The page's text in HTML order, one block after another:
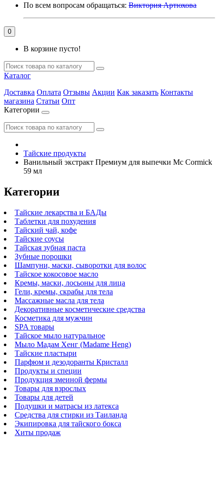
По всем вопросам обращаться: Виктория Артюхова
0
В корзине пусто!
Каталог
Доставка Оплата Отзывы Акции Как заказать Контакты
магазина Статьи Опт
Категории
Тайские продукты
Ванильный экстракт Премиум для выпечки Mc Cormick
59 мл
Категории
Тайские лекарства и БАДы
Таблетки для похудения
Тайский чай, кофе
Тайские соусы
Тайская зубная паста
Зубные порошки
Шампуни, маски, сыворотки для волос
Тайское кокосовое масло
Кремы, маски, лосьоны для лица
Гели, кремы, скрабы для тела
Массажные масла для тела
Декоративные косметические средства
Косметика для мужчин
SPA товары
Тайское мыло натуральное
Мыло Мадам Хенг (Madame Heng)
Тайские пластыри
Парфюм и дезодоранты Кристалл
Продукты и специи
Продукция змеиной фермы
Товары для взрослых
Товары для детей
Подушки и матрасы из латекса
Средства для стирки из Таиланда
Экипировка для тайского бокса
Хиты продаж